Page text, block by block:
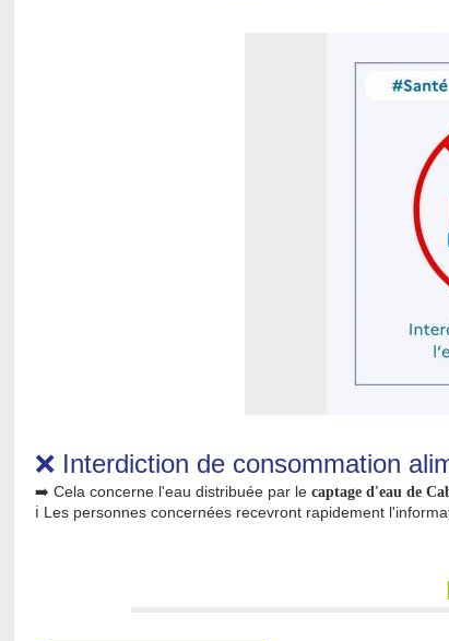
❌️ Interdiction de consommation
➡️ Cela concerne l'eau distribuée par le captage d'eau de
ℹ️ Les personnes concernées recevront rapidement